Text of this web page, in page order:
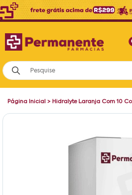
Página Inicial > Hidralyte Laranja Com 10